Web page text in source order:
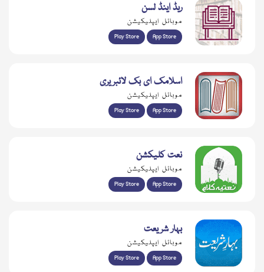
ریڈ اینڈ لسن
موبائل ایپلیکیشن
Play Store App Store
اسلامک ای بک لائبریری
موبائل ایپلیکیشن
Play Store App Store
نعت کلیکشن
موبائل ایپلیکیشن
Play Store App Store
بہار شریعت
موبائل ایپلیکیشن
Play Store App Store